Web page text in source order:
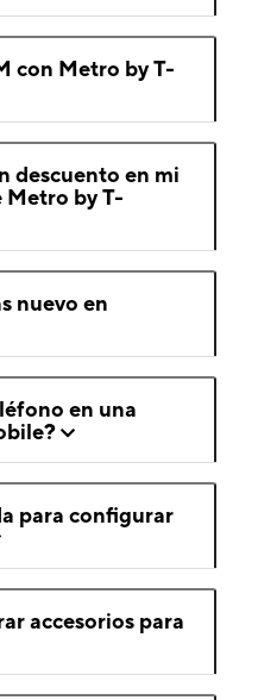
con Metro by T-
descuento en mi
Metro by T-
nuevo en
en una
para configurar
accesorios para